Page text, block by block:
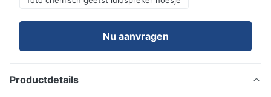
Nu aanvragen
Productdetails